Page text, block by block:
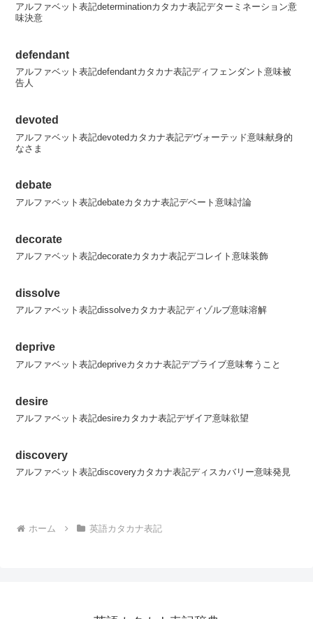
アルファベット表記determinationカタカナ表記デターミネーション意
味決意
defendant
アルファベット表記defendantカタカナ表記ディフェンダント意味被
告人
devoted
アルファベット表記devotedカタカナ表記デヴォーテッド意味献身的
なさま
debate
アルファベット表記debateカタカナ表記デベート意味討論
decorate
アルファベット表記decorateカタカナ表記デコレイト意味装飾
dissolve
アルファベット表記dissolveカタカナ表記ディゾルブ意味溶解
deprive
アルファベット表記depriveカタカナ表記デプライブ意味奪うこと
desire
アルファベット表記desireカタカナ表記デザイア意味欲望
discovery
アルファベット表記discoveryカタカナ表記ディスカバリー意味発見
ホーム 英語カタカナ表記